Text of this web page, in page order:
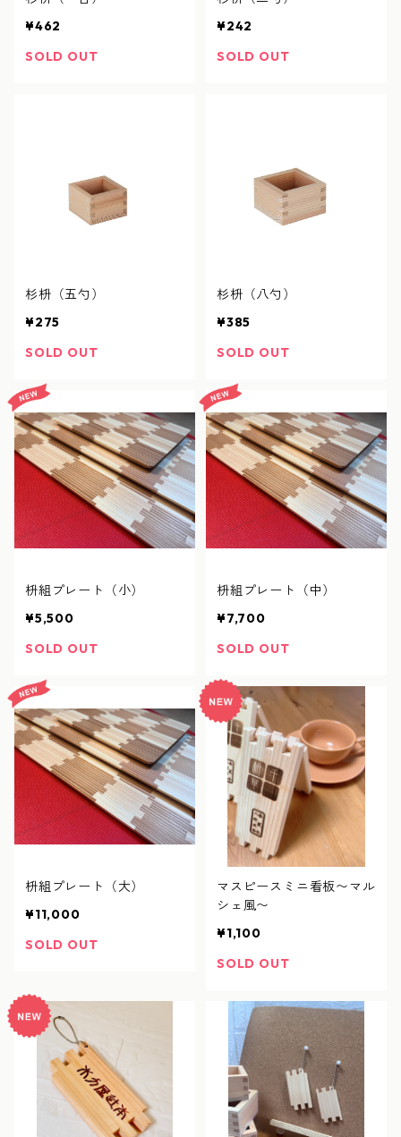
¥462
SOLD OUT
¥242
SOLD OUT
杉枡（五勺）
¥275
SOLD OUT
杉枡（八勺）
¥385
SOLD OUT
枡組プレート（小）
¥5,500
SOLD OUT
枡組プレート（中）
¥7,700
SOLD OUT
枡組プレート（大）
¥11,000
SOLD OUT
マスピースミニ看板〜マル
シェ風〜
¥1,100
SOLD OUT